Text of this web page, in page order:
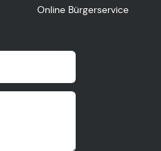
Online Bürgerservice